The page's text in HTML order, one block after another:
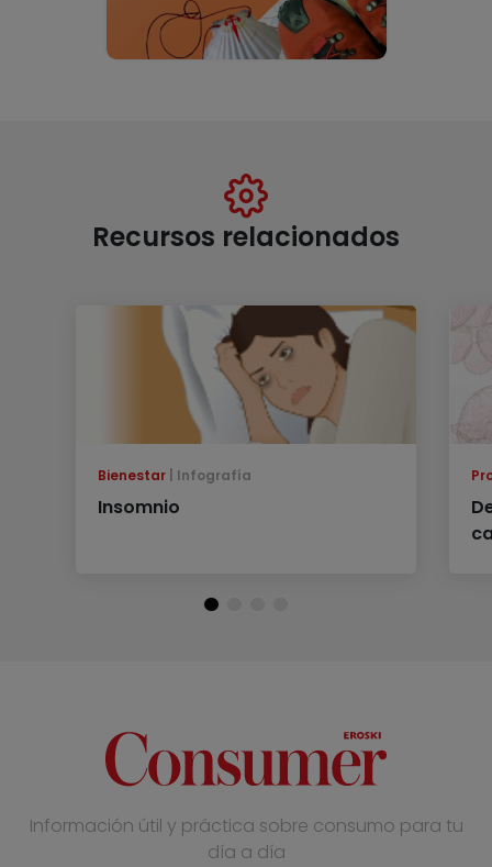
Recursos relacionados
Bienestar Infografía
Insomnio
Información útil y práctica sobre consumo para tu
día a día